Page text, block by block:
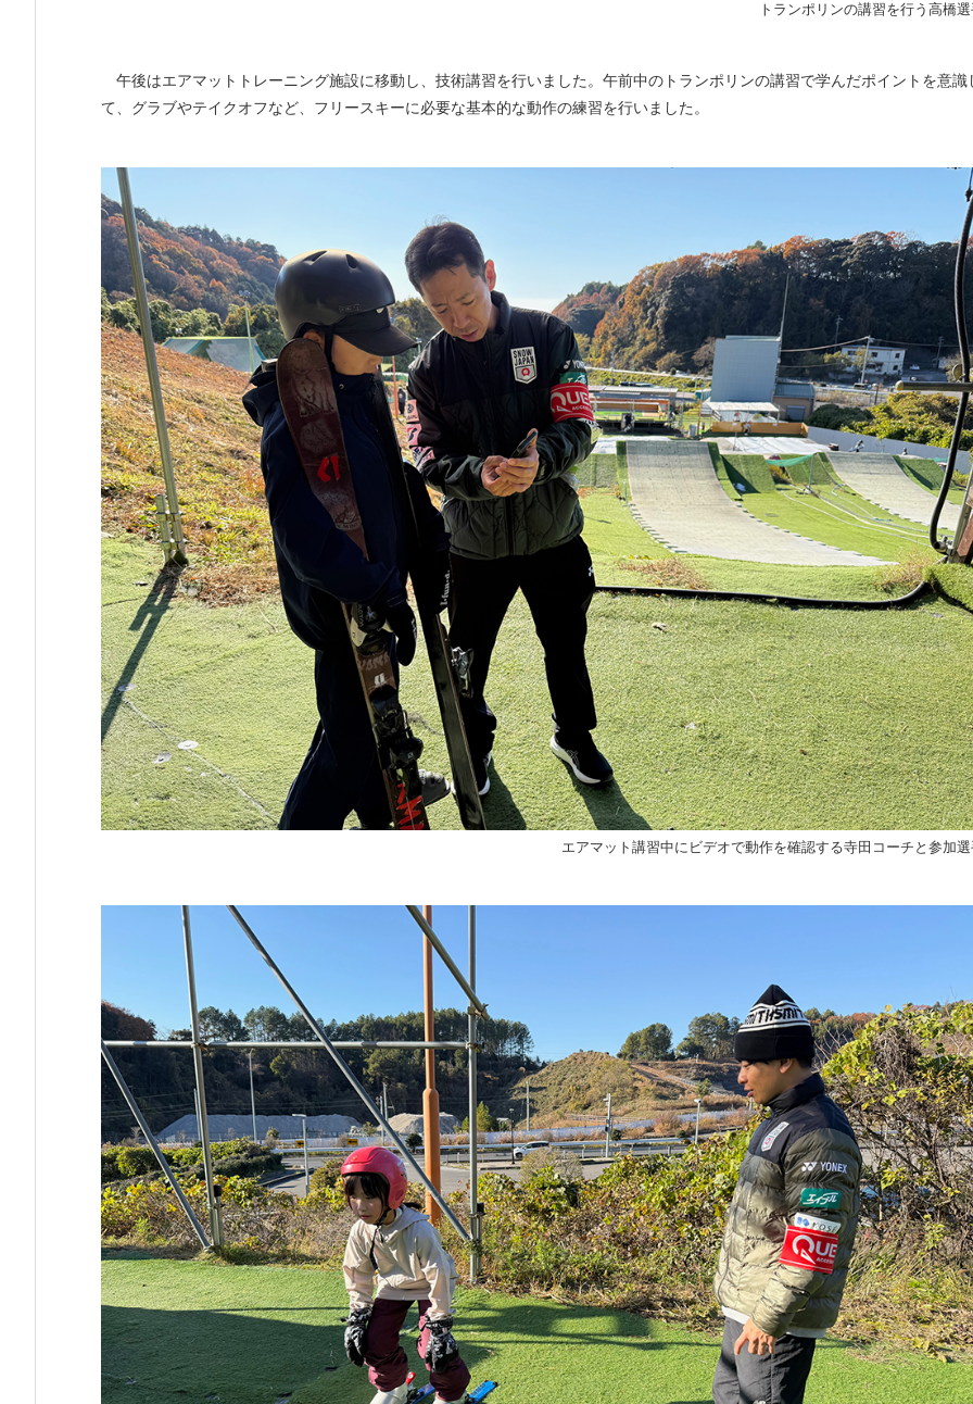
トランポリンの講習を行う高橋
午後はエアマットトレーニング施設に移動し、技術講習を行いました。午前中のトランポリンの講習で学んだポイントを意識
て、グラブやテイクオフなど、フリースキーに必要な基本的な動作の練習を行いました。
エアマット講習中にビデオで動作を確認する寺田コーチと参加